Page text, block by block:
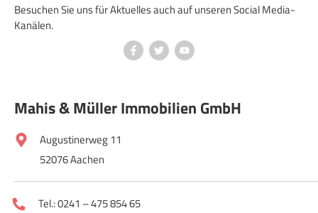
Besuchen Sie uns für Aktuelles auch auf unseren Social Media-
Kanälen.
Mahis & Müller Immobilien GmbH
Augustinerweg 11
52076 Aachen
Tel.: 0241 – 475 854 65